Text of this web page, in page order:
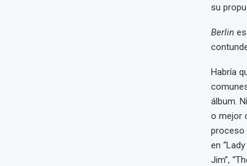
su
Berlines
Habría
álbum.
o mejor
proceso
en
Jim”,